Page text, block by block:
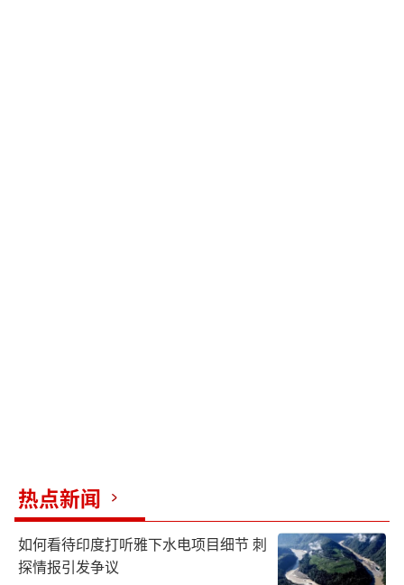
热点新闻
如何看待印度打听雅下水电项目细节 刺
探情报引发争议